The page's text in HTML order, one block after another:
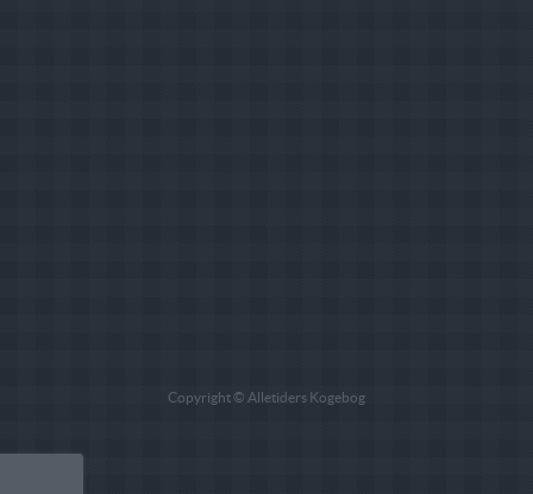
Copyright © Alletiders Kogebog